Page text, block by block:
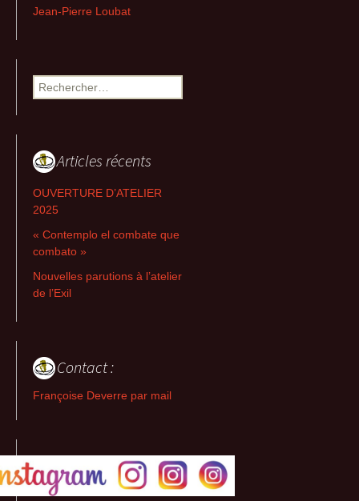
Jean-Pierre Loubat
Rechercher :
Articles récents
OUVERTURE D’ATELIER
2025
« Contemplo el combate que
combato »
Nouvelles parutions à l’atelier
de l’Exil
Contact :
Françoise Deverre par mail